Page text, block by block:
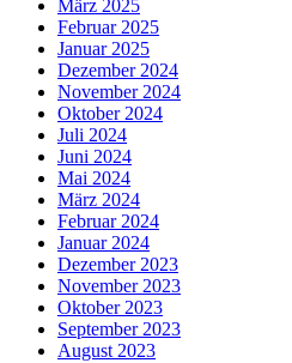
März 2025
Februar 2025
Januar 2025
Dezember 2024
November 2024
Oktober 2024
Juli 2024
Juni 2024
Mai 2024
März 2024
Februar 2024
Januar 2024
Dezember 2023
November 2023
Oktober 2023
September 2023
August 2023